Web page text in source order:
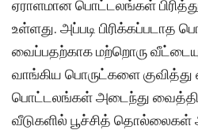
ஏராளமான பொட்டலங்கள்
உள்ளது. அப்படி பிரிக்கப்படாத
வைப்பதற்காக மற்றொரு
வாங்கிய பொருட்களை குவித்து
பொட்டலங்கள் அடைந்து
வீடுகளில் பூச்சித் தொல்லைகள்